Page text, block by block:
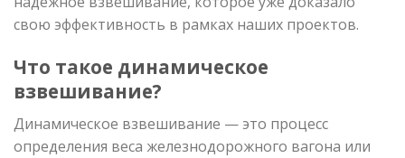
свою эффективность в рамках наших проектов.
Что такое динамическое
взвешивание?
Динамическое взвешивание — это процесс
определения веса железнодорожного вагона или